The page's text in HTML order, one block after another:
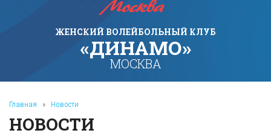
ЖЕНСКИЙ ВОЛЕЙБОЛЬНЫЙ КЛУБ
«ДИНАМО»
МОСКВА
Главная » Новости
НОВОСТИ